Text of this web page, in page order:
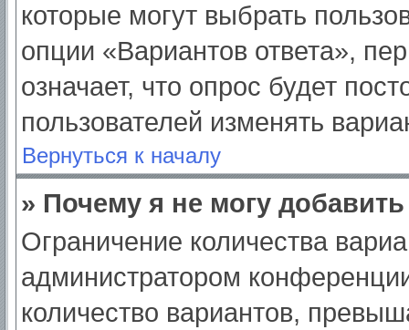
которые могут выбрать
опции «Вариантов ответа»,
означает, что опрос будет
пользователей изменять
Вернуться к началу
» Почему я не могу
Ограничение количества
администратором
количество вариантов,